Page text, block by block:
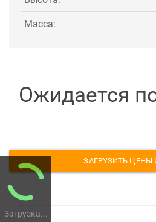
Загрузка...
Масса:
Ожидается
ЗАГРУЗИТЬ ЦЕНЫ